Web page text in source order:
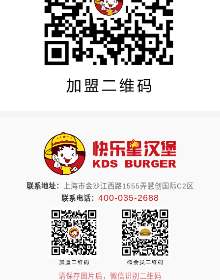
联系地址：
上海市金沙江西路1555弄慧创国际C2区
联系电话： 400-035-2688
请保存图片后，微信识别二维码